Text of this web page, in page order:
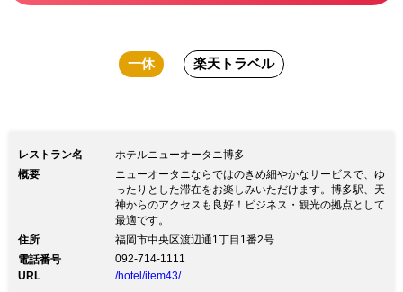
一休 楽天トラベル
レストラン名
ホテルニューオータニ博多
概要
ニューオータニならではのきめ細やかなサービスで、ゆ
ったりとした滞在をお楽しみいただけます。博多駅、天
神からのアクセスも良好！ビジネス・観光の拠点として
最適です。
住所
福岡市中央区渡辺通1丁目1番2号
電話番号
092-714-1111
URL
/hotel/item43/